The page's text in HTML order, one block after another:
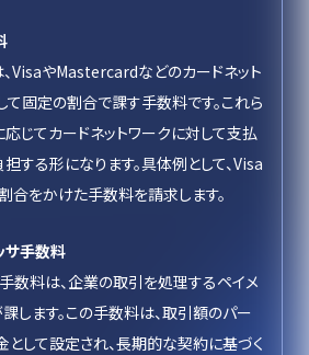
VisaやMastercardなどのカードネット
固定の割合で課す手数料です。これら
じてカードネットワークに対して支払
する形になります。具体例として、Visa
合をかけた手数料を請求します。
サ手数料
数料は、企業の取引を処理するペイメ
します。この手数料は、取引額のパー
して設定され、長期的な契約に基づく